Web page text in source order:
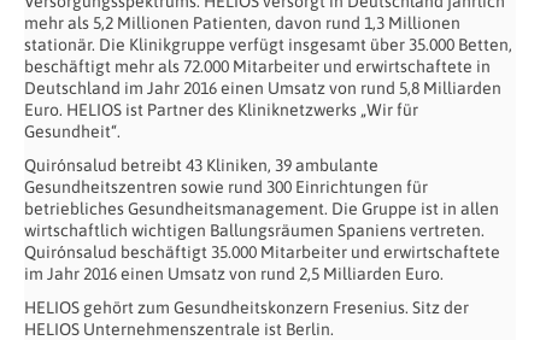
mehr als 5,2 Millionen Patienten, davon rund 1,3 Millionen
stationär. Die Klinikgruppe verfügt insgesamt über 35.000 Betten,
beschäftigt mehr als 72.000 Mitarbeiter und erwirtschaftete in
Deutschland im Jahr 2016 einen Umsatz von rund 5,8 Milliarden
Euro. HELIOS ist Partner des Kliniknetzwerks „Wir für
Gesundheit“.
Quirónsalud betreibt 43 Kliniken, 39 ambulante
Gesundheitszentren sowie rund 300 Einrichtungen für
betriebliches Gesundheitsmanagement. Die Gruppe ist in allen
wirtschaftlich wichtigen Ballungsräumen Spaniens vertreten.
Quirónsalud beschäftigt 35.000 Mitarbeiter und erwirtschaftete
im Jahr 2016 einen Umsatz von rund 2,5 Milliarden Euro.
HELIOS gehört zum Gesundheitskonzern Fresenius. Sitz der
HELIOS Unternehmenszentrale ist Berlin.